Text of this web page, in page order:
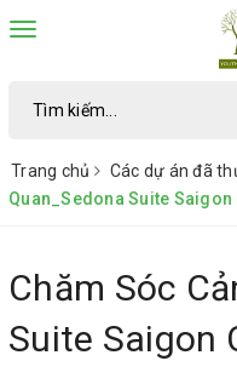
Toggle
Trang chủ Các dự án đã
Quan_Sedona Suite Saigon
Chăm Sóc
Suite Saigon